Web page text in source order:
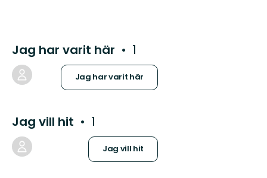
Jag har varit här 1
Jag har varit här
Jag vill hit 1
Jag vill hit